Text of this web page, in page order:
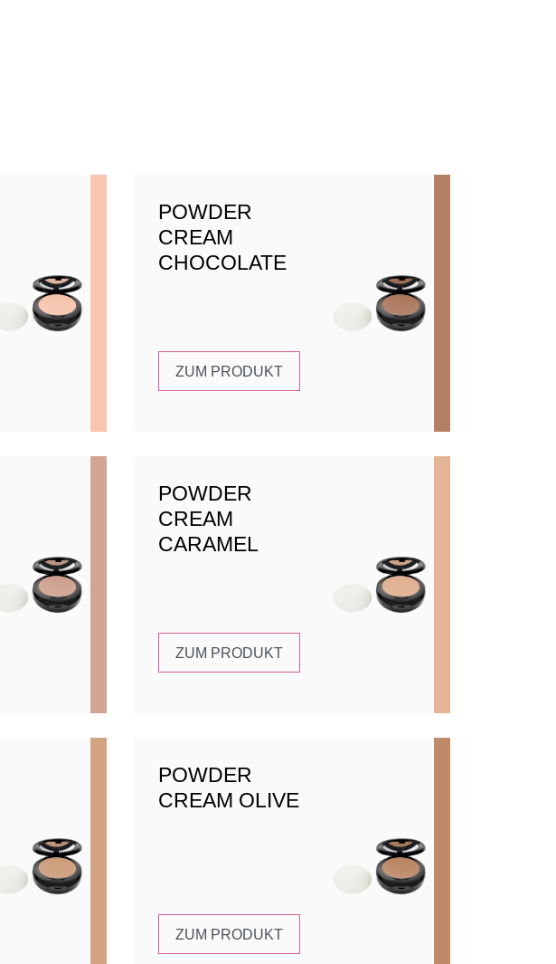
POWDER
CREAM
CHOCOLATE
ZUM PRODUKT
POWDER
CREAM
CARAMEL
ZUM PRODUKT
POWDER
CREAM OLIVE
ZUM PRODUKT